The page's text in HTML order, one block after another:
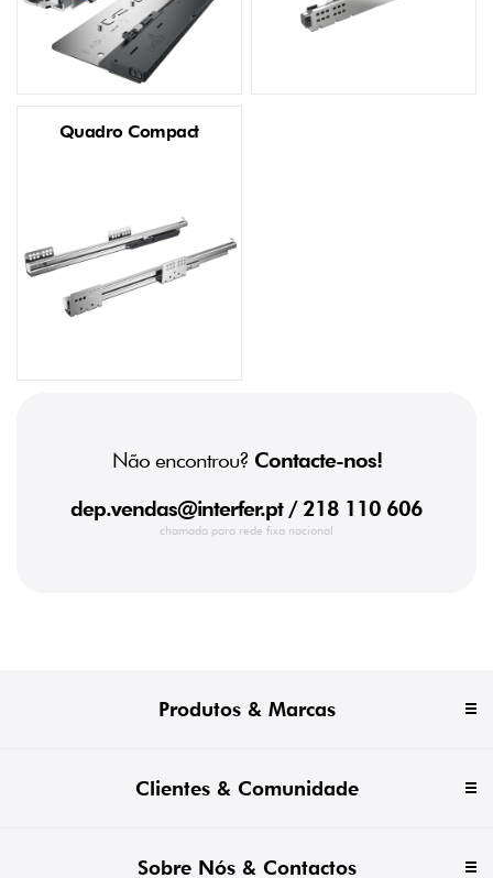
Quadro Compact
Não encontrou? Contacte-nos!
dep.vendas@interfer.pt/ 218 110 606
chamada para rede fixa nacional
Produtos & Marcas
Clientes & Comunidade
Sobre Nós & Contactos